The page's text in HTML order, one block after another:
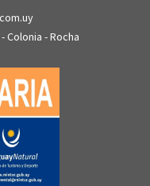
Colonia - Rocha